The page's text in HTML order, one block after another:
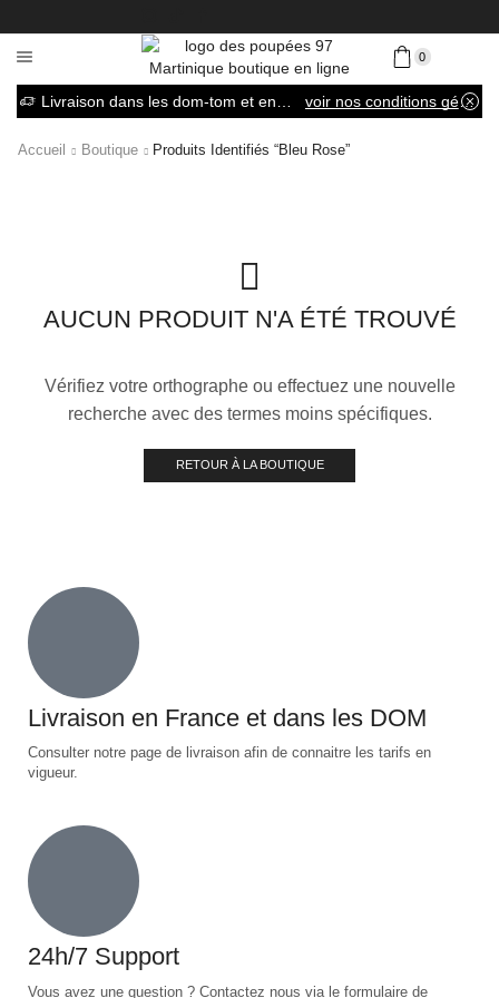
0
voir nos conditions générales de vente
Accueil Boutique Produits Identifiés “bleu Rose”
AUCUN PRODUIT N'A ÉTÉ TROUVÉ
Vérifiez votre orthographe ou effectuez une nouvelle
recherche avec des termes moins spécifiques.
RETOUR À LA BOUTIQUE
Livraison en France et dans les DOM
Consulter notre page de livraison afin de connaitre les tarifs en
vigueur.
24h/7 Support
Vous avez une question ? Contactez nous via le formulaire de